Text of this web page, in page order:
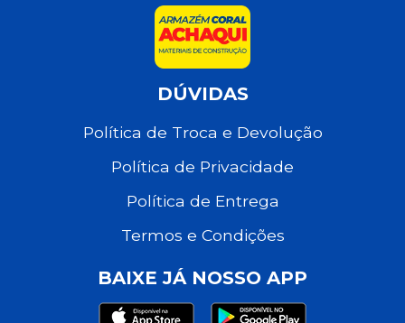
DÚVIDAS
Política de Troca e Devolução
Política de Privacidade
Política de Entrega
Termos e Condições
BAIXE JÁ NOSSO APP